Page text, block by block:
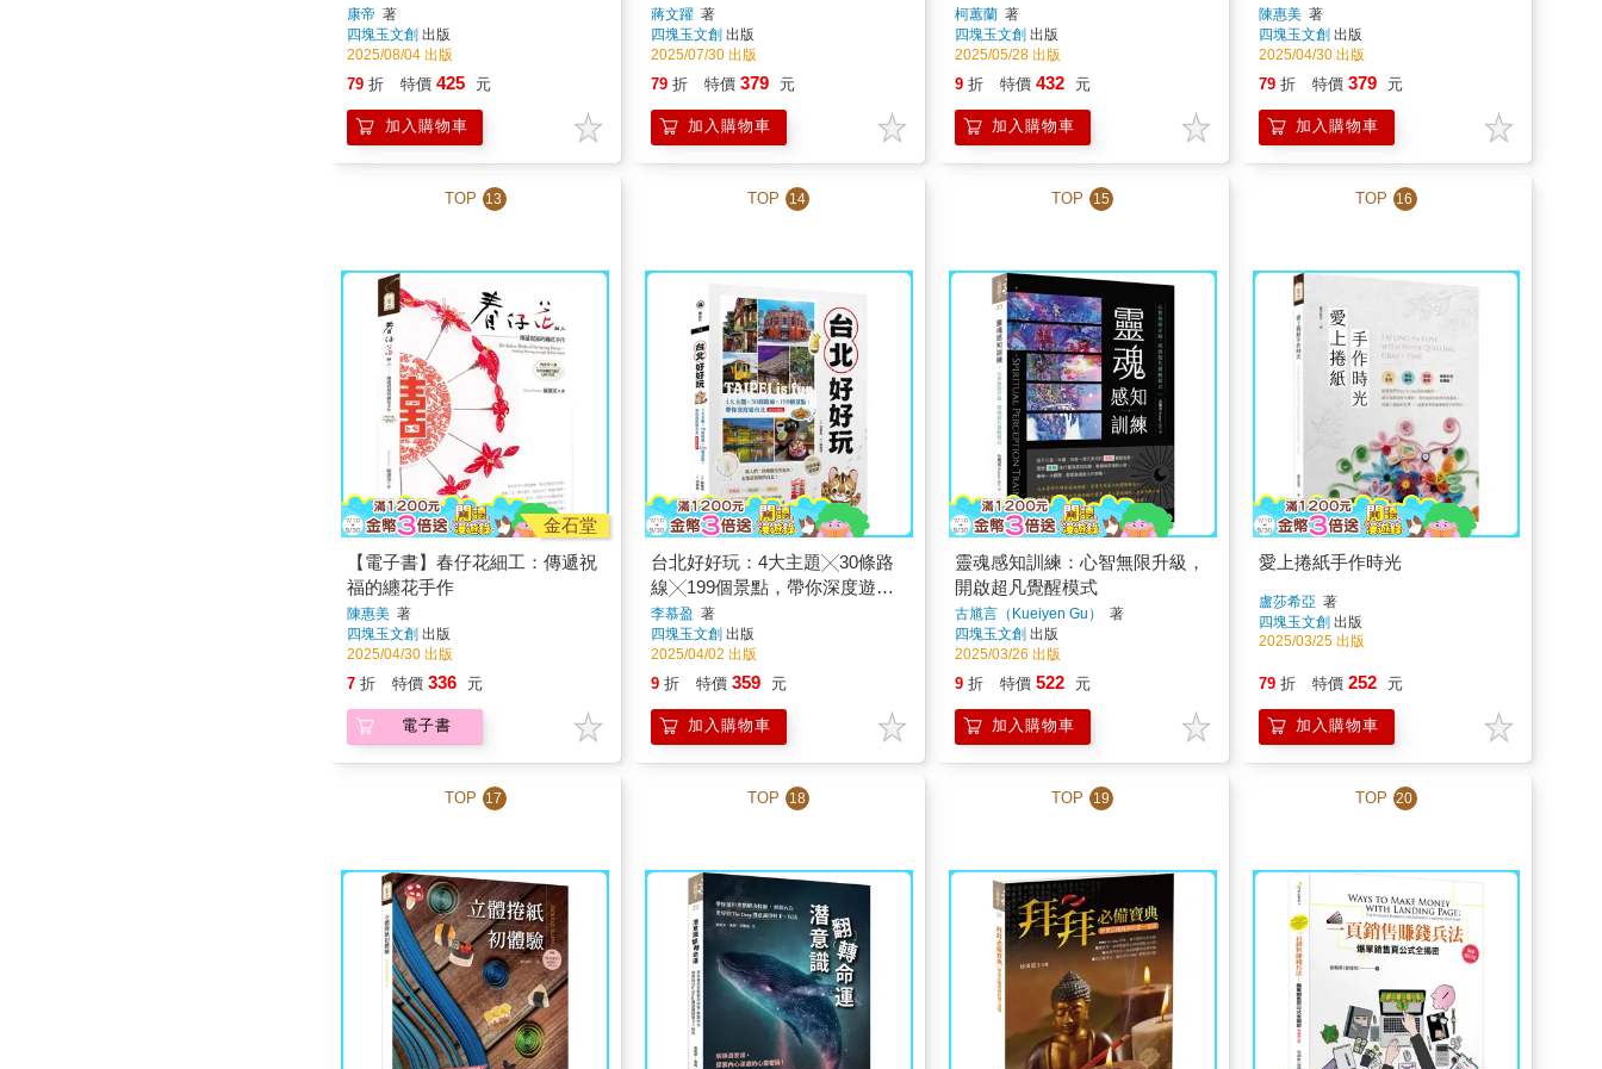
利之路
康帝 著
四塊玉文創 出版
2025/08/04 出版
79 折 特價 425 元
加入購物車
蔣文躍著
四塊玉文創 出版
2025/07/30 出版
79 折 特價 379 元
加入購物車
鳴的指南
柯蕙蘭著
四塊玉文創 出版
2025/05/28 出版
9 折 特價 432 元
加入購物車
陳惠美著
四塊玉文創 出版
2025/04/30 出版
79 折 特價 379 元
加入購物車
TOP 13
金石堂
【電子書】春仔花細工：傳遞祝
福的纏花手作
陳惠美 著
四塊玉文創 出版
2025/04/30 出版
7 折 特價 336 元
電子書
TOP 14
台北好好玩：4大主題╳30條路
線╳199個景點，帶你深度遊台
北【復刻珍藏版】
李慕盈 著
四塊玉文創 出版
2025/04/02 出版
9 折 特價 359 元
加入購物車
TOP 15
靈魂感知訓練：心智無限升級，
開啟超凡覺醒模式
古馗言（Kueiyen Gu）
著
四塊玉文創 出版
2025/03/26 出版
9 折 特價 522 元
加入購物車
TOP 16
愛上捲紙手作時光
盧莎希亞 著
四塊玉文創出版
2025/03/25 出版
79 折 特價 252 元
加入購物車
TOP 17 TOP 18 TOP 19 TOP 20